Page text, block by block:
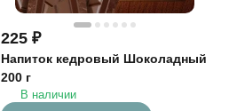
225 ₽
Напиток кедровый Шоколадный
200 г
В наличии